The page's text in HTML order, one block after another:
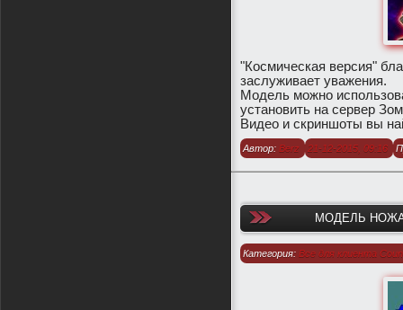
​"Космическая версия"
заслуживает уважения.
Модель можно
установить на сервер
Видео и скриншоты вы
Автор: Berz 21-12-2015, 09:16
МОДЕЛЬ НОЖА
Категория: Все для клиента
Модели оружия для CS 1.6